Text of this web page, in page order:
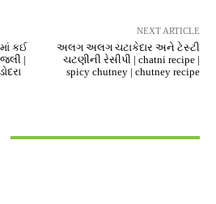
કઈ
|
NEXT ARTICLE
અલગ અલગ ચટાકેદાર અને ટેસ્ટી
ચટણીની રેસીપી | chatni recipe |
spicy chutney | chutney recipe